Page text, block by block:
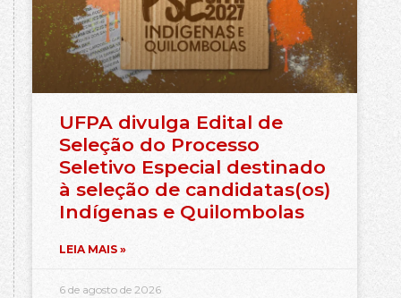
UFPA divulga Edital de
Seleção do Processo
Seletivo Especial destinado
à seleção de candidatas(os)
Indígenas e Quilombolas
LEIA MAIS »
6 de agosto de 2026